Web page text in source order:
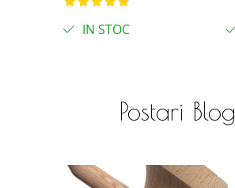
IN STOC
Postari Blog